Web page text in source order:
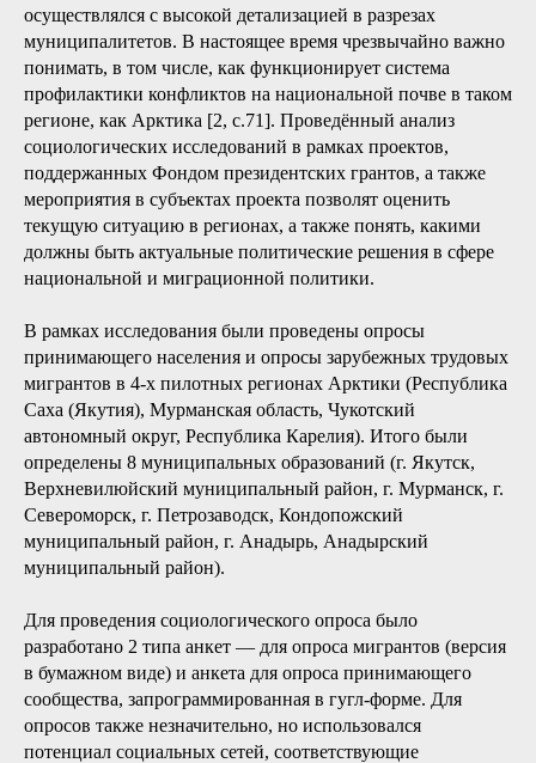
осуществлялся с высокой детализацией в разрезах
муниципалитетов. В настоящее время чрезвычайно важно
понимать, в том числе, как функционирует система
профилактики конфликтов на национальной почве в таком
регионе, как Арктика [2, с.71]. Проведённый анализ
социологических исследований в рамках проектов,
поддержанных Фондом президентских грантов, а также
мероприятия в субъектах проекта позволят оценить
текущую ситуацию в регионах, а также понять, какими
должны быть актуальные политические решения в сфере
национальной и миграционной политики.
В рамках исследования были проведены опросы
принимающего населения и опросы зарубежных трудовых
мигрантов в 4-х пилотных регионах Арктики (Республика
Саха (Якутия), Мурманская область, Чукотский
автономный округ, Республика Карелия). Итого были
определены 8 муниципальных образований (г. Якутск,
Верхневилюйский муниципальный район, г. Мурманск, г.
Североморск, г. Петрозаводск, Кондопожский
муниципальный район, г. Анадырь, Анадырский
муниципальный район).
Для проведения социологического опроса было
разработано 2 типа анкет — для опроса мигрантов (версия
в бумажном виде) и анкета для опроса принимающего
сообщества, запрограммированная в гугл-форме. Для
опросов также незначительно, но использовался
потенциал социальных сетей, соответствующие